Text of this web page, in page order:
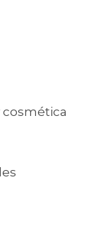
cosmética